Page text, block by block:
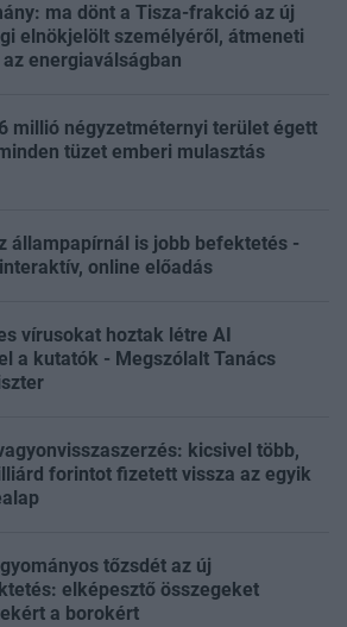
ma dönt a Tisza-frakció az új
elnökjelölt személyéről, átmeneti
energiaválságban
millió négyzetméternyi terület égett
tüzet emberi mulasztás
állampapírnál is jobb befektetés -
online előadás
vírusokat hoztak létre AI
a kutatók - Megszólalt Tanács
kicsivel több,
forintot fizetett vissza az egyik
tőzsdét az új
elképesztő összegeket
a borokért